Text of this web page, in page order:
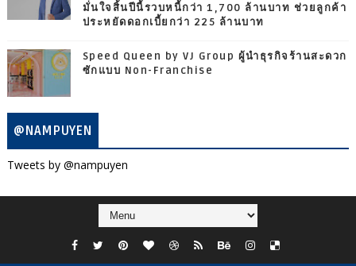
มั่นใจสิ้นปีนี้รวบหนี้กว่า 1,700 ล้านบาท ช่วยลูกค้า
ประหยัดดอกเบี้ยกว่า 225 ล้านบาท
Speed Queen by VJ Group ผู้นำธุรกิจร้านสะดวก
ซักแบบ Non-Franchise
@NAMPUYEN
Tweets by @nampuyen